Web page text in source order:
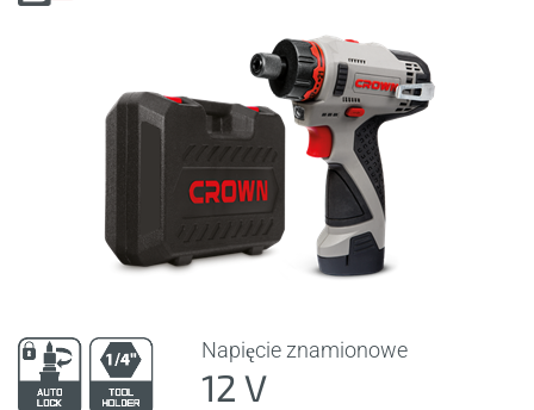
Napięcie znamionowe
12 V